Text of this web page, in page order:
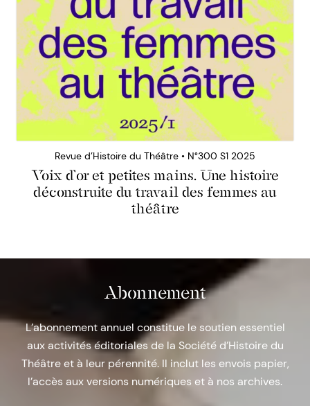
Revue d’Histoire du Théâtre • N°300 S1 2025
Voix d’or et petites mains. Une histoire
déconstruite du travail des femmes au
théâtre
Abonnement
L’abonnement annuel constitue le soutien essentiel
aux activités éditoriales de la Société d’Histoire du
Théâtre et à leur pérennité. Il inclut les envois papier,
l’accès aux versions numériques et à nos archives.